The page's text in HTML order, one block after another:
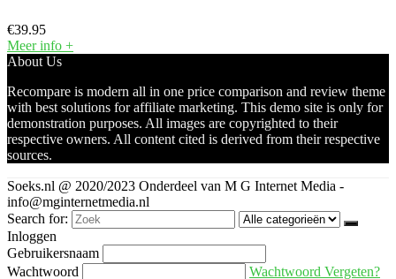
€39.95
Meer info +
About Us
Recompare is modern all in one price comparison and review theme
with best solutions for affiliate marketing. This demo site is only for
demonstration purposes. All images are copyrighted to their
respective owners. All content cited is derived from their respective
sources.
Soeks.nl @ 2020/2023 Onderdeel van M G Internet Media -
info@mginternetmedia.nl
Search for:
Inloggen
Gebruikersnaam
Wachtwoord
Wachtwoord Vergeten?